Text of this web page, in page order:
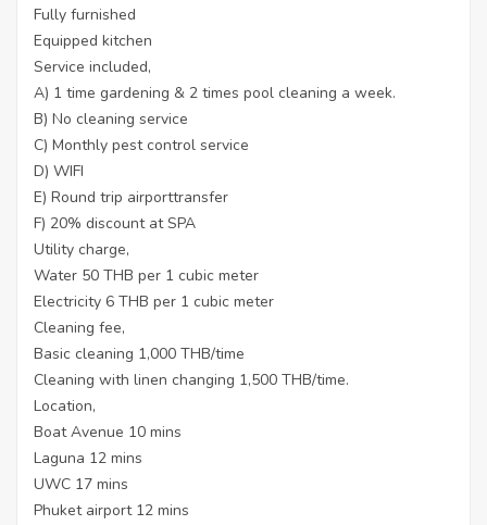
Fully furnished
Equipped kitchen
Service included,
A) 1 time gardening & 2 times pool cleaning a week.
B) No cleaning service
C) Monthly pest control service
D) WIFI
E) Round trip airporttransfer
F) 20% discount at SPA
Utility charge,
Water 50 THB per 1 cubic meter
Electricity 6 THB per 1 cubic meter
Cleaning fee,
Basic cleaning 1,000 THB/time
Cleaning with linen changing 1,500 THB/time.
Location,
Boat Avenue 10 mins
Laguna 12 mins
UWC 17 mins
Phuket airport 12 mins